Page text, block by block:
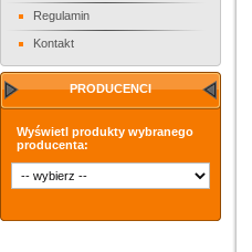
Regulamin
Kontakt
PRODUCENCI
Wyświetl produkty wybranego
producenta: